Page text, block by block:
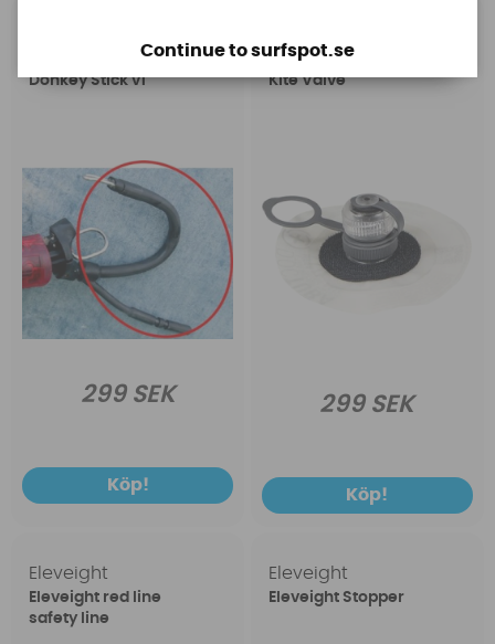
Eleveight QR Loop incl
Donkey Stick v1
299 SEK
Köp!
Eleveight Quick Flow
Kite Valve
299 SEK
Köp!
Eleveight
Eleveight red line
safety line
Eleveight
Eleveight Stopper
Continue to surfspot.se